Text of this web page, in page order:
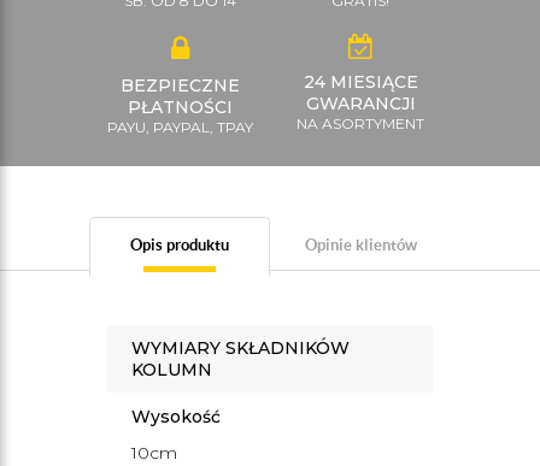
BEZPIECZNE
PŁATNOŚCI
PAYU, PAYPAL, TPAY
24 MIESIĄCE
GWARANCJI
NA ASORTYMENT
Opis produktu Opinie klientów
WYMIARY SKŁADNIKÓW
KOLUMN
Wysokość
10cm